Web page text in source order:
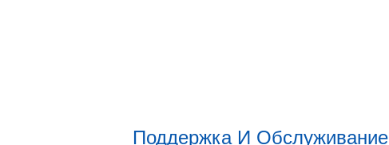
Поддержка И Обслуживание